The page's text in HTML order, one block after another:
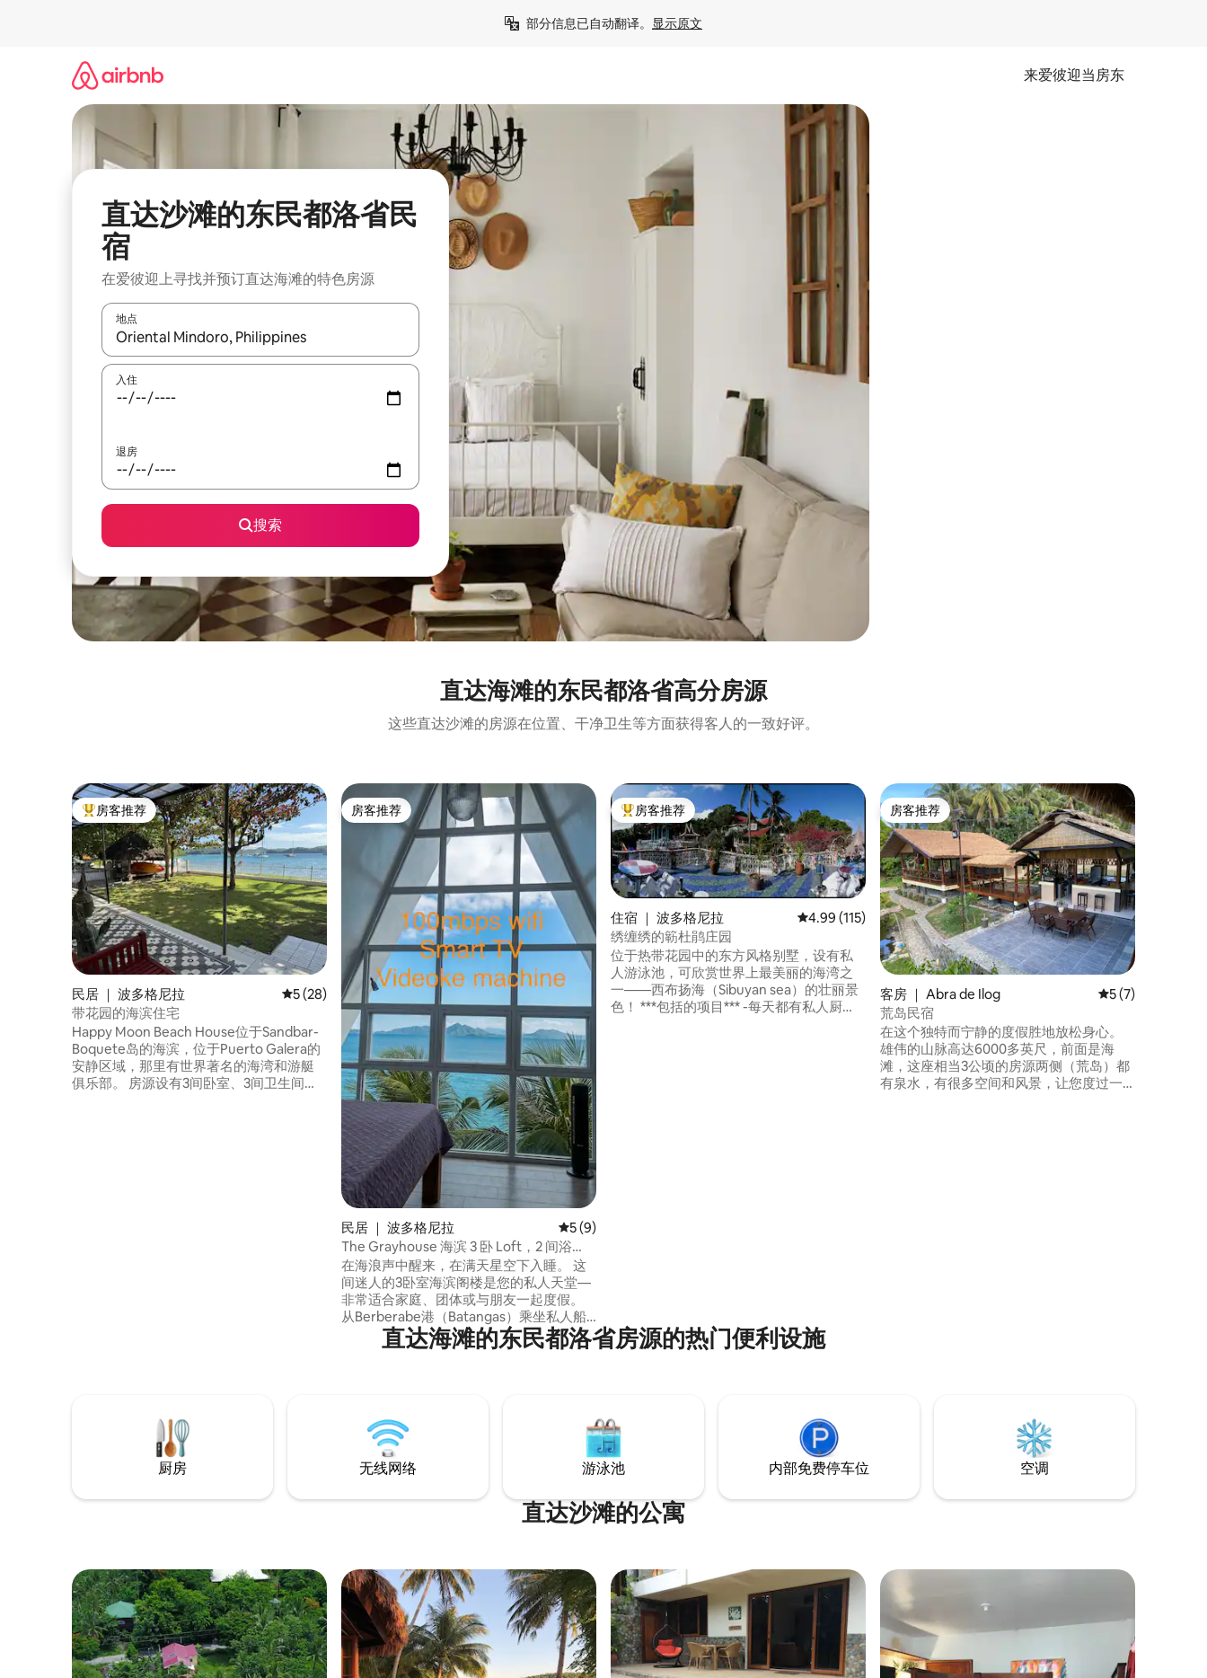
部分信息已自动翻译。 显示原文
来爱彼迎当房东
直达沙滩的东民都洛省民
宿
在爱彼迎上寻找并预订直达海滩的特色房源
地点
如有搜索结果，请使用上下方向键查看，或通过点击或滑动手势浏览。
入住
退房
搜索
直达海滩的东民都洛省高分房源
这些直达沙滩的房源在位置、干净卫生等方面获得客人的一致好评。
热门「房客推荐」
房客推荐
民居 ｜ 波多格尼拉 平均评分 5 分（满分 5 分），共 28 条评价
5 (28)
带花园的海滨住宅
Happy Moon Beach House位于Sandbar-
Boquete岛的海滨，位于Puerto Galera的
安静区域，那里有世界著名的海湾和游艇
俱乐部。 房源设有3间卧室、3间卫生间、
房客推荐
房客推荐
民居 ｜ 波多格尼拉 平均评分 5 分（满分 5 分），共 9 条评价
5 (9)
The Grayhouse 海滨 3 卧 Loft，2 间浴
室，3 个卫生间
在海浪声中醒来，在满天星空下入睡。 这
间迷人的3卧室海滨阁楼是您的私人天堂—
非常适合家庭、团体或与朋友一起度假。
从Berberabe港（Batangas）乘坐私人船
只前往房源前方30分钟 从巴拉特罗港（加
莱拉港）乘坐嘟嘟车20分钟即可抵达。 距
即可抵达白色海滩。
热门「房客推荐」
房客推荐
住宿 ｜ 波多格尼拉 平均评分 4.99 分（满分 5 分），共 115 条评价
4.99 (115)
绣缠绣的簕杜鹃庄园
位于热带花园中的东方风格别墅，设有私
人游泳池，可欣赏世界上最美丽的海湾之
一——西布扬海（Sibuyan sea）的壮丽景
色！ ***包括的项目*** -每天都有私人厨
房客推荐
房客推荐
客房 ｜ Abra de Ilog 平均评分 5 分（
5 (7)
荒岛民宿
在这个独特而宁静的度假胜地放松身心。
雄伟的山脉高达6000多英尺，前面是海
滩，这座相当3公顷的房源两侧（荒岛）都
有泉水，有很多空间和风景，让您度过一
直达海滩的东民都洛省房源的热门便利设施
厨房 无线网络 游泳池 内部免费停车位 空调
直达沙滩的公寓